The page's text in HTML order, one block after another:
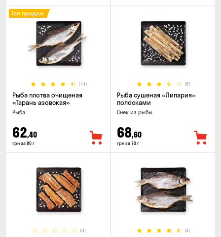
(14)
Топ продаж
Рыба плотва очищеная
«Тарань азовская»
Рыба
62,40
грн за 80 г
(8)
Рыба сушеная «Липария»
полосками
Снек из рыбы
68,60
грн за 70 г
(0) (4)